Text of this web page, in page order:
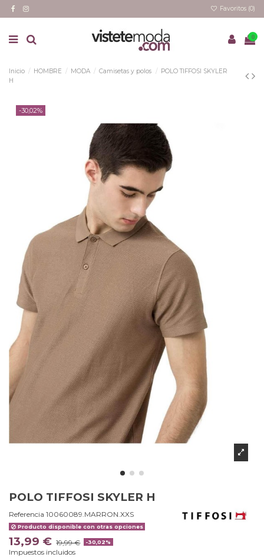
Favoritos (0)
0
Inicio HOMBRE MODA Camisetas y polos
POLO TIFFOSI SKYLER
H
-30,02%
POLO TIFFOSI SKYLER H
Referencia 10060089.MARRON.XXS
Producto disponible con otras opciones
13,99 € 19,99 € -30,02%
Impuestos incluidos